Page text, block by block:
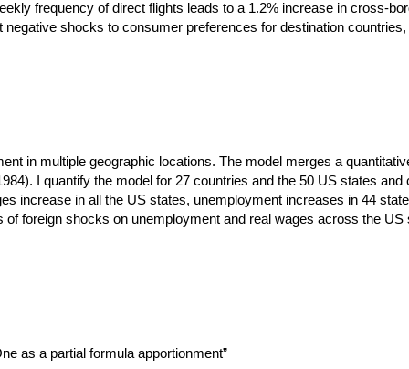
frequency of direct flights leads to a 1.2% increase in cross-
shocks to consumer preferences for destination
in multiple geographic locations. The model merges a
I quantify the model for 27 countries and the 50 US states
increase in all the US states, unemployment increases in 44
foreign shocks on unemployment and real wages across the US
as a partial formula apportionment”